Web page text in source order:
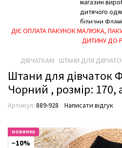
ДІЄ ОПЛАТА ПАКУНОК МАЛЮКА,
ДИТИНУ ДО
ДІВЧАТКАМ ШТАНИ ДЛЯ
Штани для дівчаток
Чорний , розмір: 170,
Артикул: 889-928 Написати відгук
НОВИНКА
−10%